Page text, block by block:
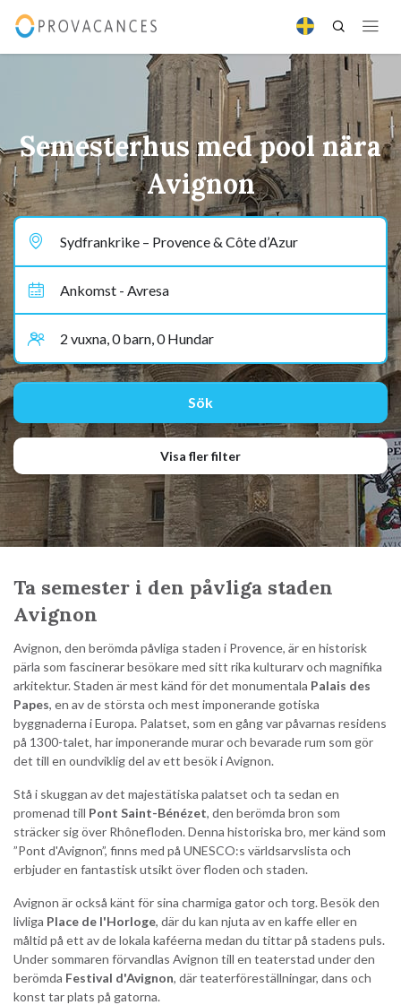
Semesterhus med pool nära
Avignon
Visa fler filter
Ta semester i den påvliga staden
Avignon
Avignon, den berömda påvliga staden i Provence, är en historisk
pärla som fascinerar besökare med sitt rika kulturarv och magnifika
arkitektur. Staden är mest känd för det monumentala Palais des
Papes, en av de största och mest imponerande gotiska
byggnaderna i Europa. Palatset, som en gång var påvarnas residens
på 1300-talet, har imponerande murar och bevarade rum som gör
det till en oundviklig del av ett besök i Avignon.
Stå i skuggan av det majestätiska palatset och ta sedan en
promenad till Pont Saint-Bénézet, den berömda bron som
sträcker sig över Rhônefloden. Denna historiska bro, mer känd som
”Pont d'Avignon”, finns med på UNESCO:s världsarvslista och
erbjuder en fantastisk utsikt över floden och staden.
Avignon är också känt för sina charmiga gator och torg. Besök den
livliga Place de l'Horloge, där du kan njuta av en kaffe eller en
måltid på ett av de lokala kaféerna medan du tittar på stadens puls.
Under sommaren förvandlas Avignon till en teaterstad under den
berömda Festival d'Avignon, där teaterföreställningar, dans och
konst tar plats på gatorna.